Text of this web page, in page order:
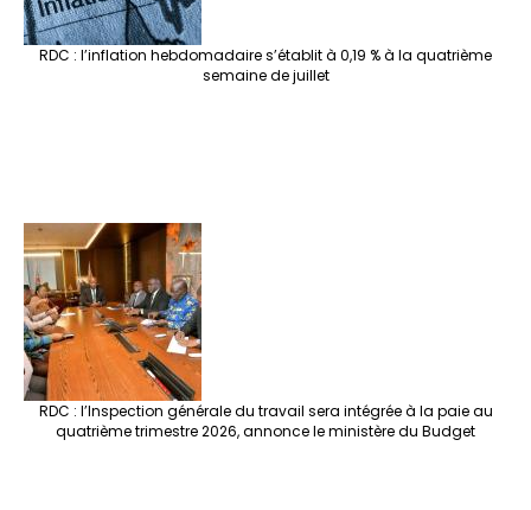
RDC : l’inflation hebdomadaire s’établit à 0,19 % à la quatrième
semaine de juillet
RDC : l’Inspection générale du travail sera intégrée à la paie au
quatrième trimestre 2026, annonce le ministère du Budget